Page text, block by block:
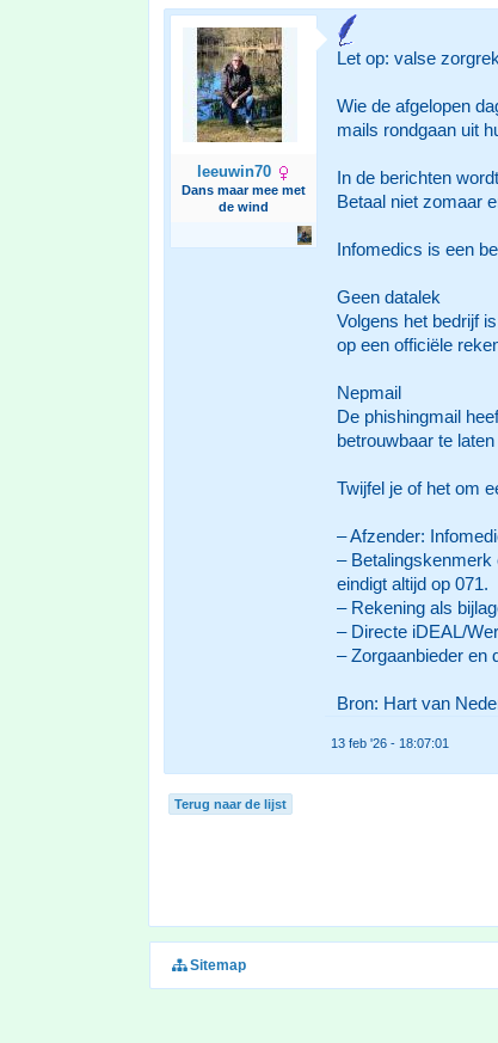
leeuwin70
Dans maar mee met
de wind
Let op: valse
Wie de afgelopen
mails rondgaan uit
In de berichten
Betaal niet zomaar
Infomedics is een
Geen datalek
Volgens het bedrijf
op een officiële
Nepmail
De phishingmail
betrouwbaar te
Twijfel je of het om
– Afzender:
– Betalingskenmerk
eindigt altijd op 071.
– Rekening als
– Directe iDEAL/
– Zorgaanbieder en
Bron: Hart van
13 feb '26 - 18:07:01
Terug naar de lijst
Sitemap